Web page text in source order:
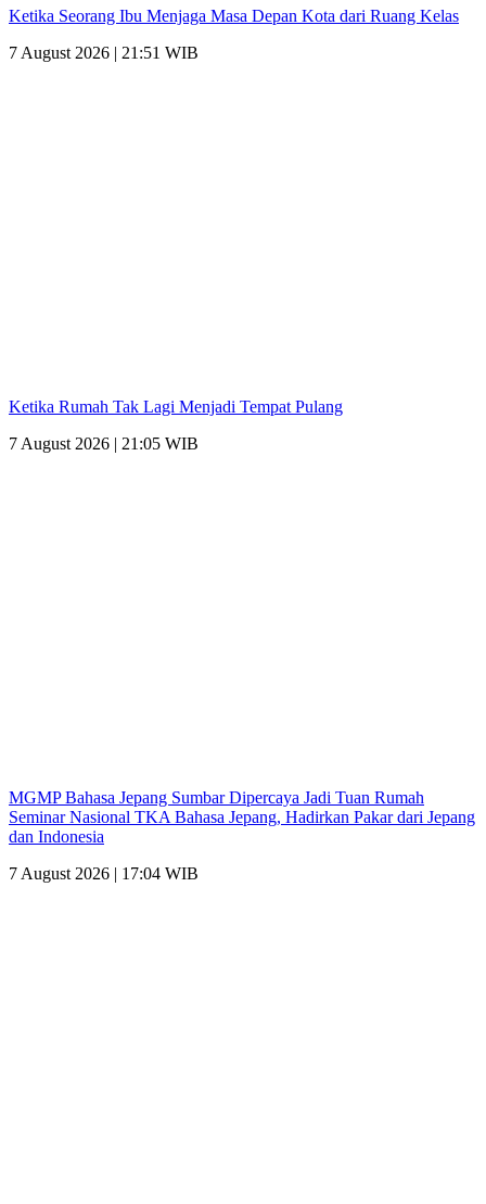
Ketika Seorang Ibu Menjaga Masa Depan Kota dari Ruang Kelas
7 August 2026 | 21:51 WIB
Ketika Rumah Tak Lagi Menjadi Tempat Pulang
7 August 2026 | 21:05 WIB
MGMP Bahasa Jepang Sumbar Dipercaya Jadi Tuan Rumah
Seminar Nasional TKA Bahasa Jepang, Hadirkan Pakar dari Jepang
dan Indonesia
7 August 2026 | 17:04 WIB